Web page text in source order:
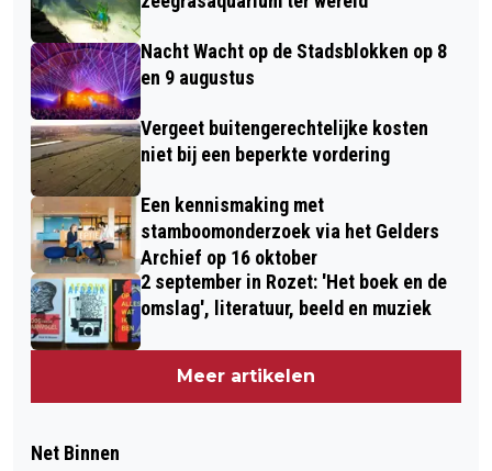
Nacht Wacht op de Stadsblokken op 8
en 9 augustus
Vergeet buitengerechtelijke kosten
niet bij een beperkte vordering
Een kennismaking met
stamboomonderzoek via het Gelders
Archief op 16 oktober
2 september in Rozet: 'Het boek en de
omslag', literatuur, beeld en muziek
Meer artikelen
Net Binnen